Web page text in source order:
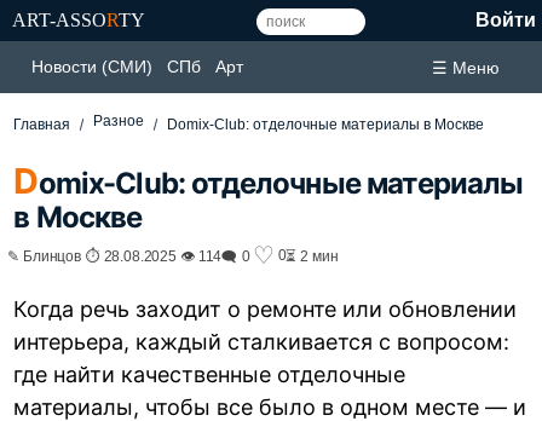
ART-ASSORTY Войти
Новости (СМИ) СПб Арт ☰ Меню
Главная Разное Domix-Club: отделочные материалы в Москве
Domix-Club: отделочные материалы
в Москве
✎ Блинцов ⏱ 28.08.2025 👁 114🗨 0 ♡ 0⏳ 2 мин
Когда речь заходит о ремонте или обновлении
интерьера, каждый сталкивается с вопросом:
где найти качественные отделочные
материалы, чтобы все было в одном месте — и